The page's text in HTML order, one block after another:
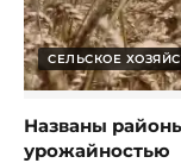
СЕЛЬСКОЕ
Названы
урожайностью